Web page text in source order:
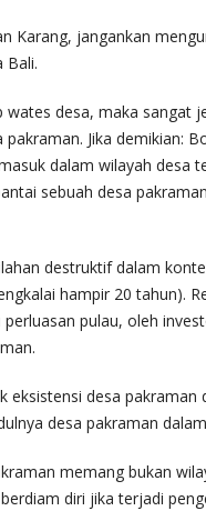
Karang, jangankan
Bali.
wates desa, maka sangat
pakraman. Jika demikian:
dalam wilayah desa
sebuah desa
destruktif dalam
hampir 20 tahun).
pulau, oleh
eksistensi desa pakraman
desa pakraman
memang bukan
diri jika terjadi